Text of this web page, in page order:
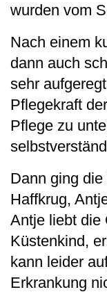
wurden vom
Nach einem
dann auch
sehr
Pflegekraft
Pflege zu
Dann ging
Haffkrug,
Antje liebt die
Küstenkind,
kann leider
Erkrankung